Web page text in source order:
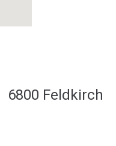
6800 Feldkirch